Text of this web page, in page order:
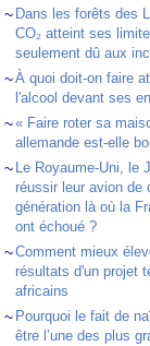
~ Dans les forêts des
CO₂ atteint ses
seulement dû aux
~À quoi doit-on faire
l'alcool devant ses
~« Faire roter sa
allemande est-elle
~ Le Royaume-Uni, le
réussir leur avion de
génération là où la
ont échoué ?
~Comment mieux
résultats d'un projet
africains
~ Pourquoi le fait de
être l’une des plus